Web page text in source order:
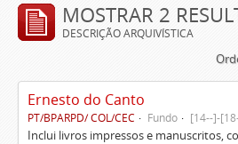
MOSTRAR 2
DESCRIÇÃO ARQUIVÍSTICA
Ernesto do Canto
PT/BPARPD/ COL/CEC Fundo [14--]-
Inclui livros impressos e manuscritos,